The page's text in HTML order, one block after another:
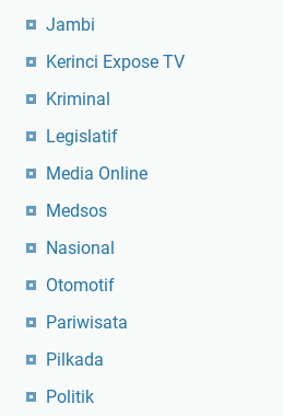
Jambi
Kerinci Expose TV
Kriminal
Legislatif
Media Online
Medsos
Nasional
Otomotif
Pariwisata
Pilkada
Politik